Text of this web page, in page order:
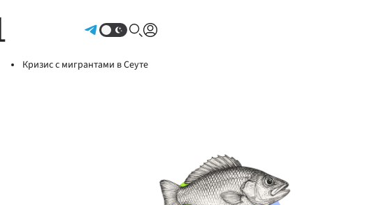
Кризис с мигрантами в Сеуте